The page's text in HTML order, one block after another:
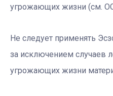
угрожающих жизни (см.
Не следует применять
за исключением случаев
угрожающих жизни